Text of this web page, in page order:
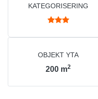
KATEGORISERING
OBJEKT YTA
200 m2